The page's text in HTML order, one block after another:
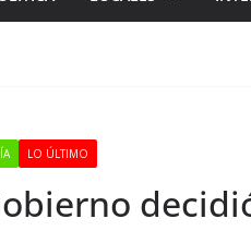
LO ÚLTIMO